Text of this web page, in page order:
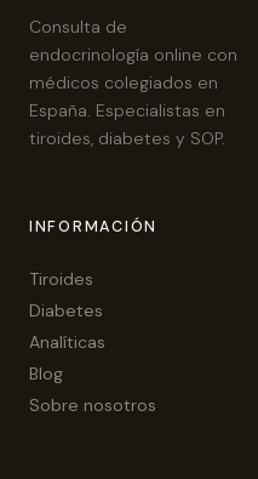
Consulta de
endocrinología online con
médicos colegiados en
España. Especialistas en
tiroides, diabetes y SOP.
INFORMACIÓN
Tiroides
Diabetes
Analíticas
Blog
Sobre nosotros